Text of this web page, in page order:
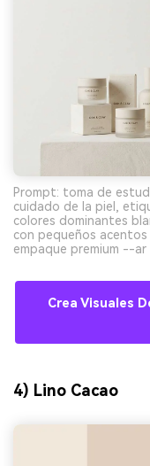
Prompt: toma de
cuidado de la piel,
colores dominantes
con pequeños acentos
empaque premium --ar
Crea Visuales
4) Lino Cacao